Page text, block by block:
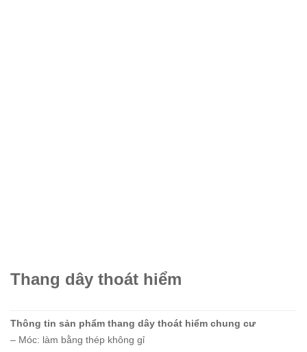
Thang dây thoát hiểm
Thông tin sản phẩm thang dây thoát hiểm chung cư
– Móc: làm bằng thép không gỉ